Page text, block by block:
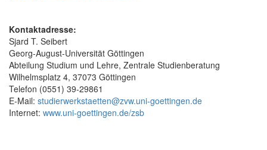
Kontaktadresse:
Sjard T. Seibert
Georg-August-Universität Göttingen
Abteilung Studium und Lehre, Zentrale Studienberatung
Wilhelmsplatz 4, 37073 Göttingen
Telefon (0551) 39-29861
E-Mail: studierwerkstaetten@zvw.uni-goettingen.de
Internet: www.uni-goettingen.de/zsb